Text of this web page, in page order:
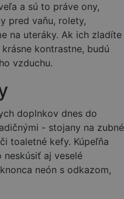
a sú to práve ony,
pred vaňu, rolety,
na uteráky. Ak ich zladíte
kontrastne, budú
vzduchu.
doplnkov dnes do
- stojany na zubné
toaletné kefy. Kúpeľňa
neskúsiť aj veselé
neón s odkazom,